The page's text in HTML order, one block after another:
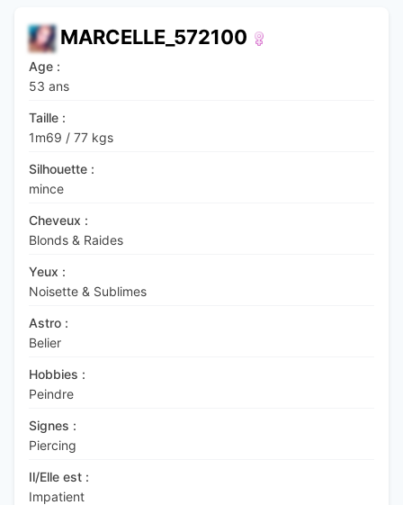
MARCELLE_572100
Age :
53 ans
Taille :
1m69 / 77 kgs
Silhouette :
mince
Cheveux :
Blonds & Raides
Yeux :
Noisette & Sublimes
Astro :
Belier
Hobbies :
Peindre
Signes :
Piercing
Il/Elle est :
Impatient